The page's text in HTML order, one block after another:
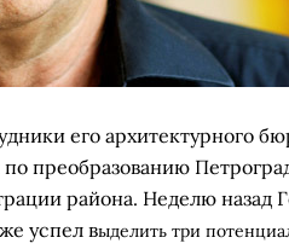
его архитектурного
преобразованию
района. Неделю назад
успел выделить три